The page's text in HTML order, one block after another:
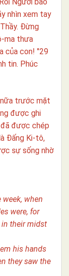
nhìn xem tay
Đừng
ma thưa
của con! "29
tin. Phúc
trước mặt
được ghi
được chép
Đấng Ki-tô,
sự sống nhờ
when
were, for
in their midst
his hands
they saw the